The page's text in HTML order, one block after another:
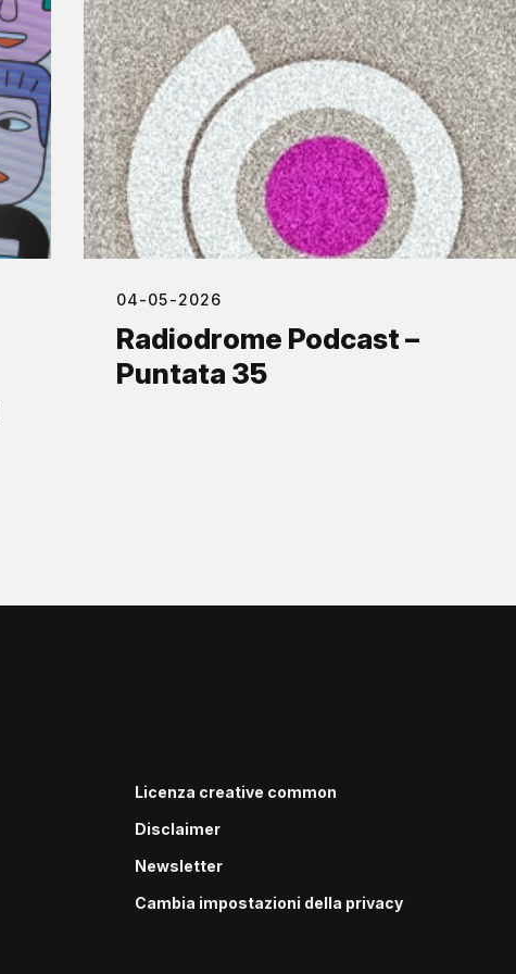
04-05-2026
Radiodrome Podcast –
Puntata 35
Licenza creative common
Disclaimer
Newsletter
Cambia impostazioni della privacy